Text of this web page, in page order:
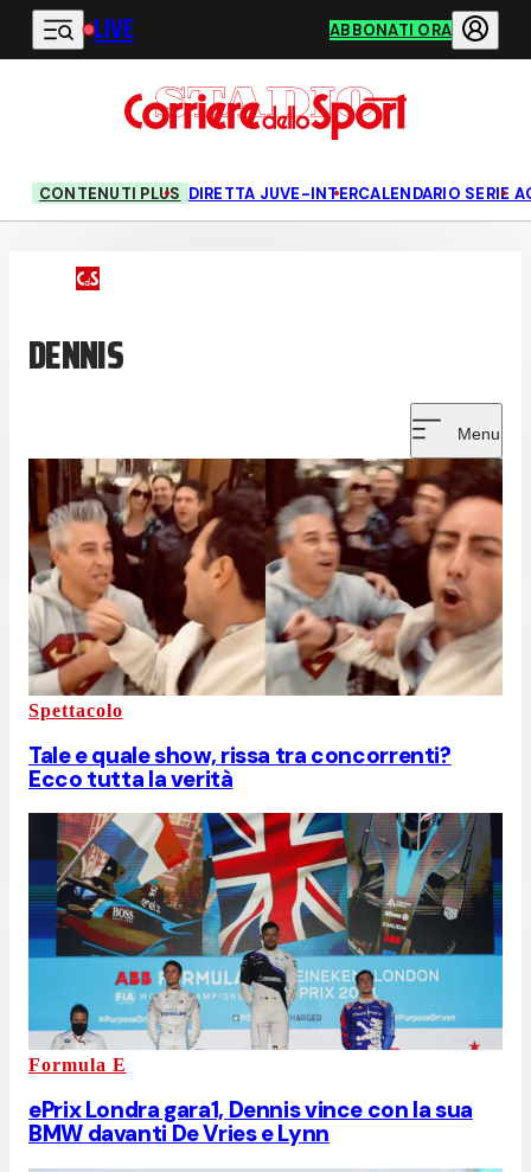
Vai al contenuto principale
LIVE ABBONATI ORA
CONTENUTI PLUS DIRETTA JUVE-INTERCALENDARIO SERIE A
DENNIS
Menu
Spettacolo
Tale e quale show, rissa tra concorrenti?
Ecco tutta la verità
Formula E
ePrix Londra gara1, Dennis vince con la sua
BMW davanti De Vries e Lynn